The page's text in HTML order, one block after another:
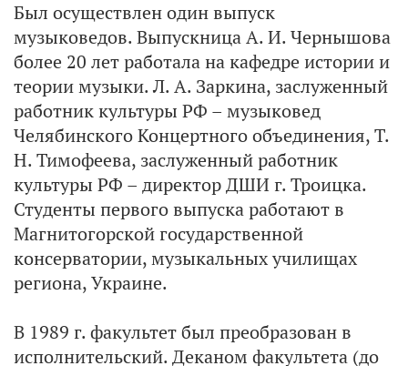
Был осуществлен один выпуск
музыковедов. Выпускница А. И. Чернышова
более 20 лет работала на кафедре истории и
теории музыки. Л. А. Заркина, заслуженный
работник культуры РФ – музыковед
Челябинского Концертного объединения, Т.
Н. Тимофеева, заслуженный работник
культуры РФ – директор ДШИ г. Троицка.
Студенты первого выпуска работают в
Магнитогорской государственной
консерватории, музыкальных училищах
региона, Украине.
В 1989 г. факультет был преобразован в
исполнительский. Деканом факультета (до